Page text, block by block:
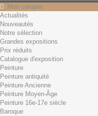
Mon compte
Contact
Français
English
Français
Actualités
Rechercher
Actualités
Nouveautés
Notre sélection
Grandes expositions
Prix réduits
Catalogue d'exposition
Peinture
Peinture antiquité
Peinture Ancienne
Peinture Moyen-Âge
Peinture 16e-17e siècle
Baroque